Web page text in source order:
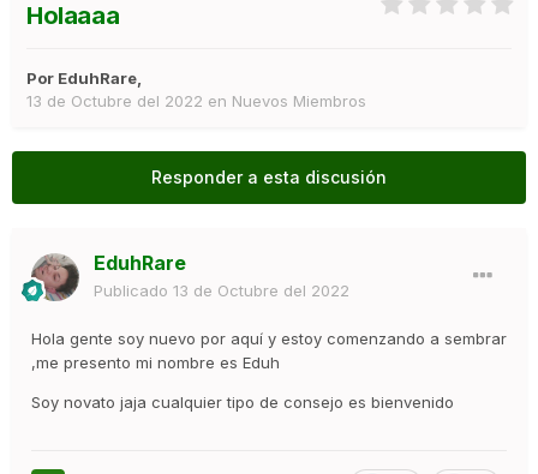
Holaaaa
Por EduhRare,
13 de Octubre del 2022 en Nuevos Miembros
Responder a esta discusión
EduhRare
Publicado 13 de Octubre del 2022
Hola gente soy nuevo por aquí y estoy comenzando a sembrar
,me presento mi nombre es Eduh
Soy novato jaja cualquier tipo de consejo es bienvenido